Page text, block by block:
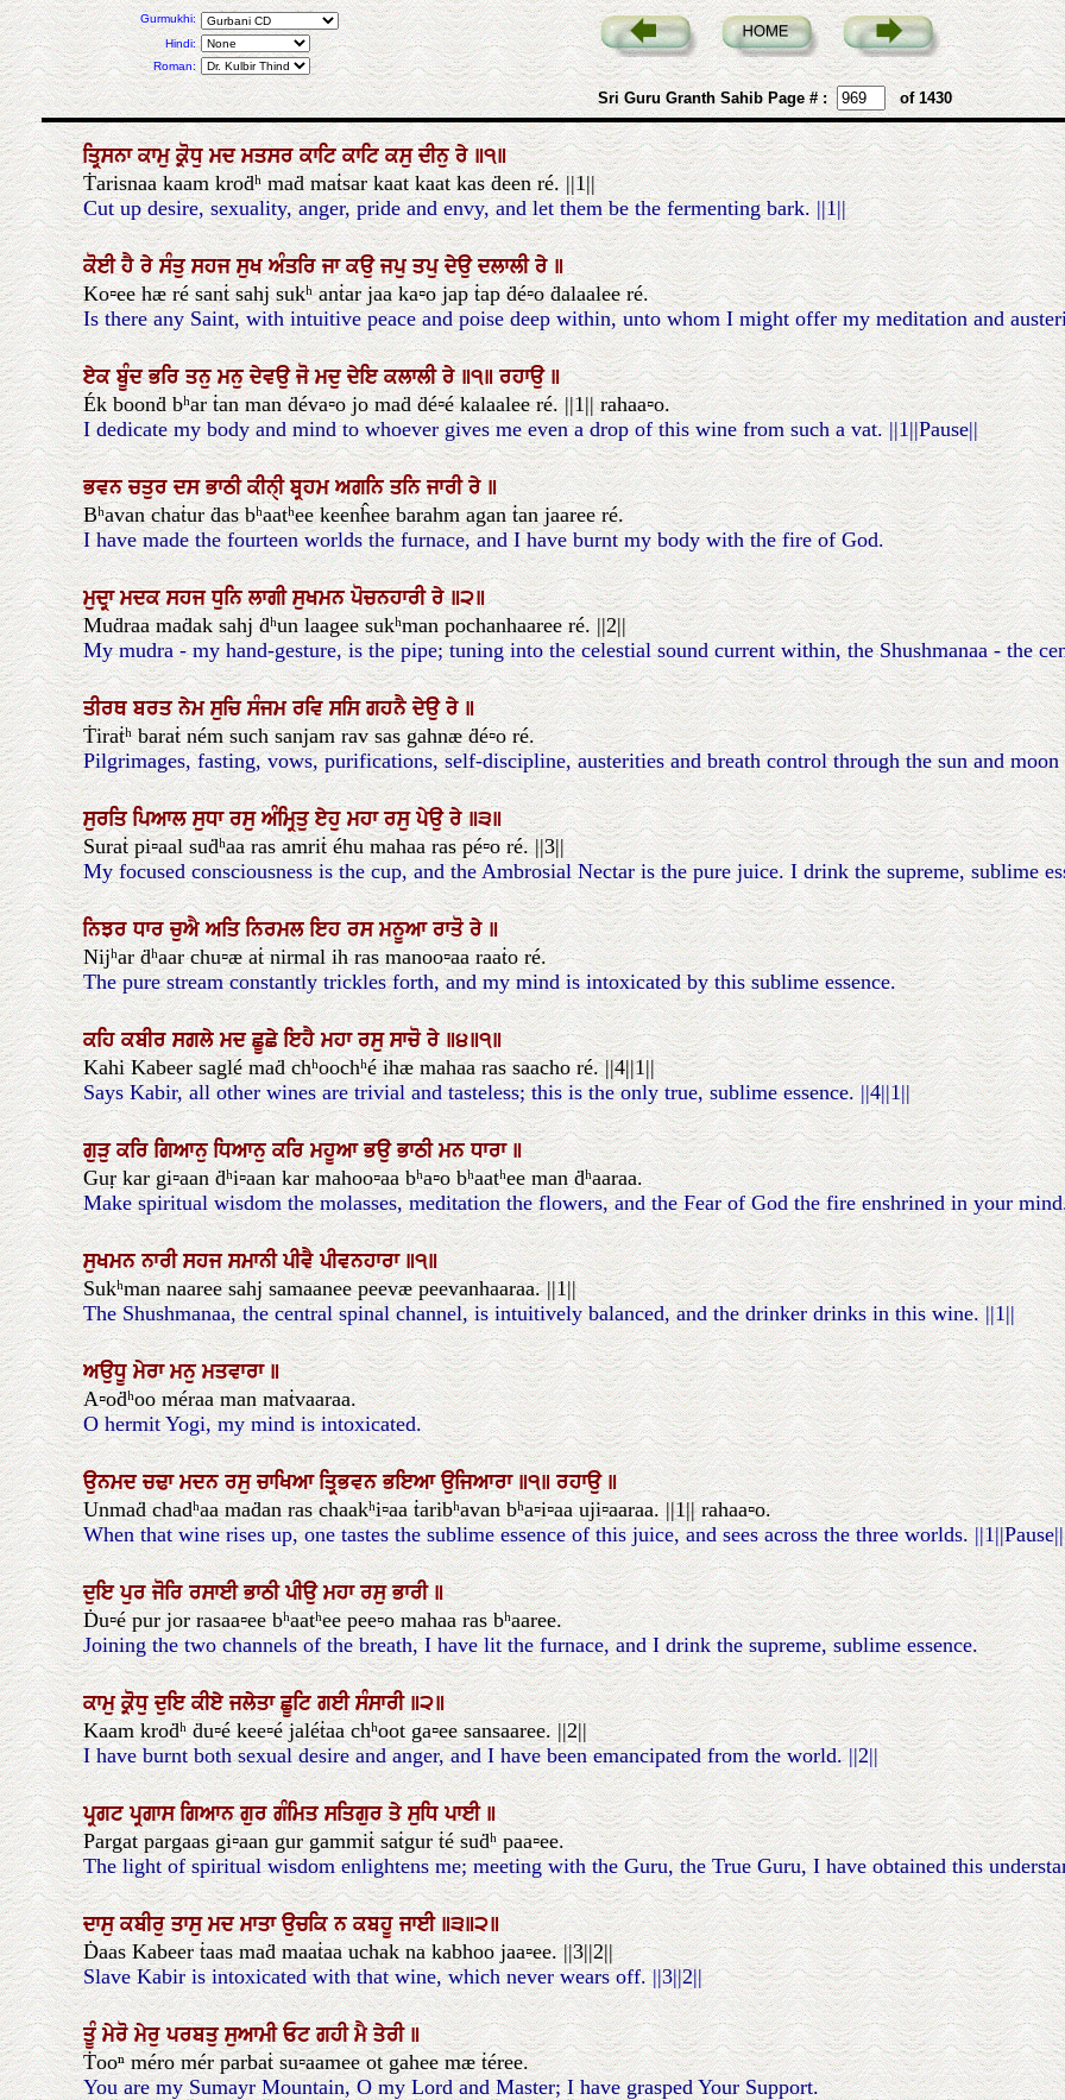
Gurmukhi:
Hindi:
Roman:
Sri Guru Granth Sahib Page # : of 1430
ਤ੍ਰਿਸਨਾਕਾਮੁਕ੍ਰੋਧੁਮਦਮਤਸਰਕਾਟਿਕਾਟਿਕਸੁਦੀਨੁਰੇ॥੧॥
Ṫarisnaa kaam kroḋʰ maḋ maṫsar kaat kaat kas ḋeen ré. ||1||
Cut up desire, sexuality, anger, pride and envy, and let them be the fermenting bark. ||1||
ਕੋਈਹੈਰੇਸੰਤੁਸਹਜਸੁਖਅੰਤਰਿਜਾਕਉਜਪੁਤਪੁਦੇਉਦਲਾਲੀਰੇ॥
Ko▫ee hæ ré sanṫ sahj sukʰ anṫar jaa ka▫o jap ṫap ḋé▫o ḋalaalee ré.
Is there any Saint, with intuitive peace and poise deep within, unto whom I might offer my meditation and
ਏਕਬੂੰਦਭਰਿਤਨੁਮਨੁਦੇਵਉਜੋਮਦੁਦੇਇਕਲਾਲੀਰੇ॥੧॥ਰਹਾਉ॥
Ék boonḋ bʰar ṫan man ḋéva▫o jo maḋ ḋé▫é kalaalee ré. ||1|| rahaa▫o.
I dedicate my body and mind to whoever gives me even a drop of this wine from such a vat. ||1||Pause||
ਭਵਨਚਤੁਰਦਸਭਾਠੀਕੀਨੑੀਬ੍ਰਹਮਅਗਨਿਤਨਿਜਾਰੀਰੇ॥
Bʰavan chaṫur ḋas bʰaatʰee keenĥee barahm agan ṫan jaaree ré.
I have made the fourteen worlds the furnace, and I have burnt my body with the fire of God.
ਮੁਦ੍ਰਾਮਦਕਸਹਜਧੁਨਿਲਾਗੀਸੁਖਮਨਪੋਚਨਹਾਰੀਰੇ॥੨॥
Muḋraa maḋak sahj ḋʰun laagee sukʰman pochanhaaree ré. ||2||
My mudra - my hand-gesture, is the pipe; tuning into the celestial sound current within, the Shushmanaa - the
ਤੀਰਥਬਰਤਨੇਮਸੁਚਿਸੰਜਮਰਵਿਸਸਿਗਹਨੈਦੇਉਰੇ॥
Ṫiraṫʰ baraṫ ném such sanjam rav sas gahnæ ḋé▫o ré.
Pilgrimages, fasting, vows, purifications, self-discipline, austerities and breath control through the sun and
ਸੁਰਤਿਪਿਆਲਸੁਧਾਰਸੁਅੰਮ੍ਰਿਤੁਏਹੁਮਹਾਰਸੁਪੇਉਰੇ॥੩॥
Suraṫ pi▫aal suḋʰaa ras amriṫ éhu mahaa ras pé▫o ré. ||3||
My focused consciousness is the cup, and the Ambrosial Nectar is the pure juice. I drink the supreme, sublime
ਨਿਝਰਧਾਰਚੁਐਅਤਿਨਿਰਮਲਇਹਰਸਮਨੂਆਰਾਤੋਰੇ॥
Nijʰar ḋʰaar chu▫æ aṫ nirmal ih ras manoo▫aa raaṫo ré.
The pure stream constantly trickles forth, and my mind is intoxicated by this sublime essence.
ਕਹਿਕਬੀਰਸਗਲੇਮਦਛੂਛੇਇਹੈਮਹਾਰਸੁਸਾਚੋਰੇ॥੪॥੧॥
Kahi Kabeer saglé maḋ chʰoochʰé ihæ mahaa ras saacho ré. ||4||1||
Says Kabir, all other wines are trivial and tasteless; this is the only true, sublime essence. ||4||1||
ਗੁੜੁਕਰਿਗਿਆਨੁਧਿਆਨੁਕਰਿਮਹੂਆਭਉਭਾਠੀਮਨਧਾਰਾ॥
Guṛ kar gi▫aan ḋʰi▫aan kar mahoo▫aa bʰa▫o bʰaatʰee man ḋʰaaraa.
Make spiritual wisdom the molasses, meditation the flowers, and the Fear of God the fire enshrined in your
ਸੁਖਮਨਨਾਰੀਸਹਜਸਮਾਨੀਪੀਵੈਪੀਵਨਹਾਰਾ॥੧॥
Sukʰman naaree sahj samaanee peevæ peevanhaaraa. ||1||
The Shushmanaa, the central spinal channel, is intuitively balanced, and the drinker drinks in this wine. ||1||
ਅਉਧੂਮੇਰਾਮਨੁਮਤਵਾਰਾ॥
A▫oḋʰoo méraa man maṫvaaraa.
O hermit Yogi, my mind is intoxicated.
ਉਨਮਦਚਢਾਮਦਨਰਸੁਚਾਖਿਆਤ੍ਰਿਭਵਨਭਇਆਉਜਿਆਰਾ॥੧॥ਰਹਾਉ॥
Unmaḋ chadʰaa maḋan ras chaakʰi▫aa ṫaribʰavan bʰa▫i▫aa uji▫aaraa. ||1|| rahaa▫o.
When that wine rises up, one tastes the sublime essence of this juice, and sees across the three worlds. ||1||Pause||
ਦੁਇਪੁਰਜੋਰਿਰਸਾਈਭਾਠੀਪੀਉਮਹਾਰਸੁਭਾਰੀ॥
Ḋu▫é pur jor rasaa▫ee bʰaatʰee pee▫o mahaa ras bʰaaree.
Joining the two channels of the breath, I have lit the furnace, and I drink the supreme, sublime essence.
ਕਾਮੁਕ੍ਰੋਧੁਦੁਇਕੀਏਜਲੇਤਾਛੂਟਿਗਈਸੰਸਾਰੀ॥੨॥
Kaam kroḋʰ ḋu▫é kee▫é jaléṫaa chʰoot ga▫ee sansaaree. ||2||
I have burnt both sexual desire and anger, and I have been emancipated from the world. ||2||
ਪ੍ਰਗਟਪ੍ਰਗਾਸਗਿਆਨਗੁਰਗੰਮਿਤਸਤਿਗੁਰਤੇਸੁਧਿਪਾਈ॥
Pargat pargaas gi▫aan gur gammiṫ saṫgur ṫé suḋʰ paa▫ee.
The light of spiritual wisdom enlightens me; meeting with the Guru, the True Guru, I have obtained this
ਦਾਸੁਕਬੀਰੁਤਾਸੁਮਦਮਾਤਾਉਚਕਿਨਕਬਹੂਜਾਈ॥੩॥੨॥
Ḋaas Kabeer ṫaas maḋ maaṫaa uchak na kabhoo jaa▫ee. ||3||2||
Slave Kabir is intoxicated with that wine, which never wears off. ||3||2||
ਤੂੰਮੇਰੋਮੇਰੁਪਰਬਤੁਸੁਆਮੀਓਟਗਹੀਮੈਤੇਰੀ॥
Ṫooⁿ méro mér parbaṫ su▫aamee ot gahee mæ ṫéree.
You are my Sumayr Mountain, O my Lord and Master; I have grasped Your Support.